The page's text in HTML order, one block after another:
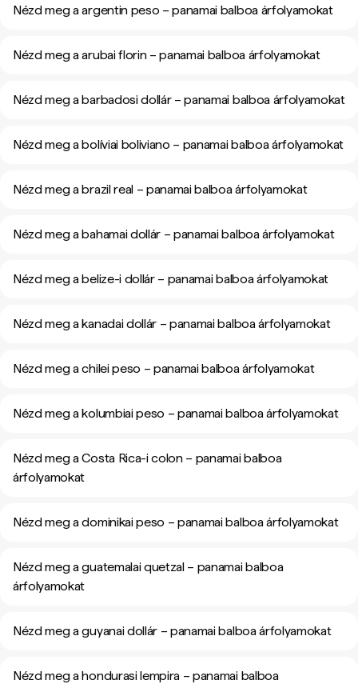
Nézd meg a argentin peso – panamai balboa árfolyamokat
Nézd meg a arubai florin – panamai balboa árfolyamokat
Nézd meg a barbadosi dollár – panamai balboa árfolyamokat
Nézd meg a bolíviai boliviano – panamai balboa árfolyamokat
Nézd meg a brazil real – panamai balboa árfolyamokat
Nézd meg a bahamai dollár – panamai balboa árfolyamokat
Nézd meg a belize-i dollár – panamai balboa árfolyamokat
Nézd meg a kanadai dollár – panamai balboa árfolyamokat
Nézd meg a chilei peso – panamai balboa árfolyamokat
Nézd meg a kolumbiai peso – panamai balboa árfolyamokat
Nézd meg a Costa Rica-i colon – panamai balboa
árfolyamokat
Nézd meg a dominikai peso – panamai balboa árfolyamokat
Nézd meg a guatemalai quetzal – panamai balboa
árfolyamokat
Nézd meg a guyanai dollár – panamai balboa árfolyamokat
Nézd meg a hondurasi lempira – panamai balboa